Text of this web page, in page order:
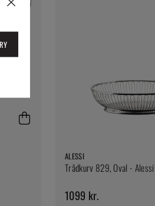
ALESSI
Trådkurv 829, Oval - Alessi
1099 kr.